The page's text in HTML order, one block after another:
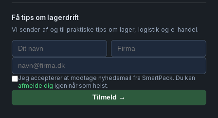
Få tips om lagerdrift
Vi sender af og til praktiske tips om lager, logistik og e-handel.
Jeg accepterer at modtage nyhedsmail fra SmartPack. Du kan
afmelde dig igen når som helst.
Tilmeld →